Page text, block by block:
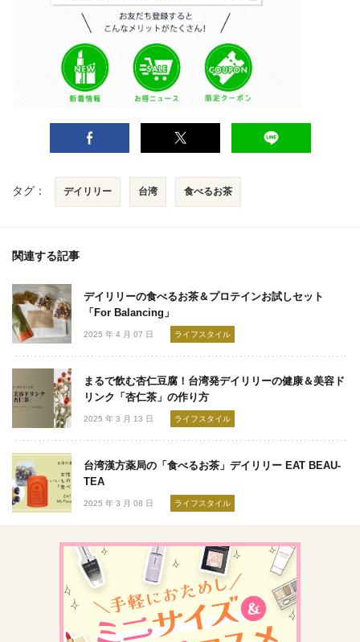
タグ： デイリリー 台湾 食べるお茶
関連する記事
デイリリーの食べるお茶＆プロテインお試しセット
「For Balancing」
2025 年 4 月 07 日 ライフスタイル
まるで飲む杏仁豆腐！台湾発デイリリーの健康＆美容ド
リンク「杏仁茶」の作り方
2025 年 3 月 13 日 ライフスタイル
台湾漢方薬局の「食べるお茶」デイリリー EAT BEAU-
TEA
2025 年 3 月 08 日 ライフスタイル